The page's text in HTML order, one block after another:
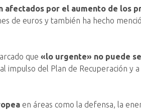
afectados por el aumento de los
de euros y también ha hecho
que «lo urgente» no puede
impulso del Plan de Recuperación y
en áreas como la defensa, la